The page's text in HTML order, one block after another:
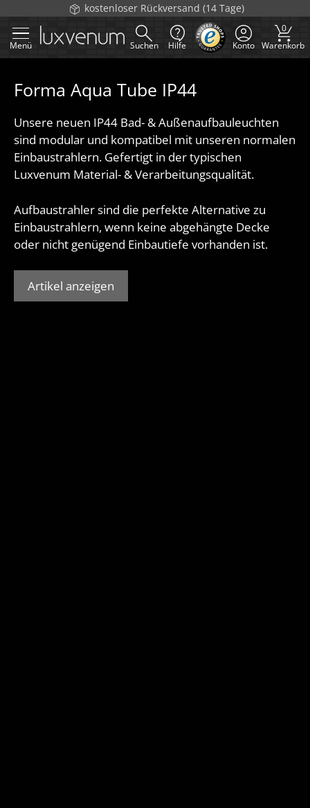
Inhalt
springen
Versand am selben Tag bis 12 Uhr (Mo-Fr)
Menü Suchen Hilfe Konto
0
Warenkorb
Forma Aqua Tube IP44
Unsere neuen IP44 Bad- & Außenaufbauleuchten
sind modular und kompatibel mit unseren normalen
Einbaustrahlern. Gefertigt in der typischen
Luxvenum Material- & Verarbeitungsqualität.
Aufbaustrahler sind die perfekte Alternative zu
Einbaustrahlern, wenn keine abgehängte Decke
oder nicht genügend Einbautiefe vorhanden ist.
Artikel anzeigen